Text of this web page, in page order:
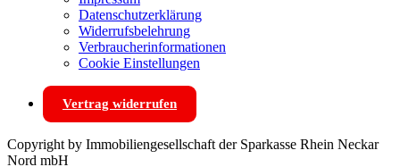
Datenschutzerklärung
Widerrufsbelehrung
Verbraucherinformationen
Cookie Einstellungen
Vertrag widerrufen
Copyright by Immobiliengesellschaft der Sparkasse Rhein Neckar
Nord mbH